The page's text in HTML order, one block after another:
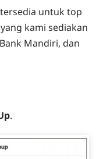
untuk top
kami sediakan
Mandiri, dan
.